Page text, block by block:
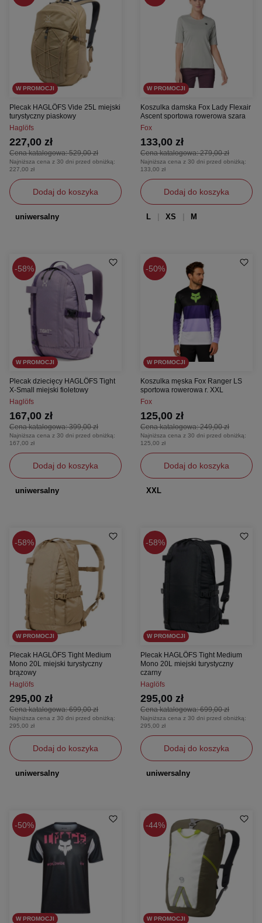
W PROMOCJI
Plecak HAGLÖFS Vide 25L miejski
turystyczny piaskowy
Haglöfs
Cena katalogowa:529,00 zł
227,00 zł
Najniższa cena z 30 dni przed obniżką:
227,00 zł
Dodaj do koszyka
uniwersalny
W PROMOCJI
Koszulka damska Fox Lady Flexair
Ascent sportowa rowerowa szara
Fox
Cena katalogowa:279,00 zł
133,00 zł
Najniższa cena z 30 dni przed obniżką:
133,00 zł
Dodaj do koszyka
L XS M
58%
W PROMOCJI
Plecak dziecięcy HAGLÖFS Tight
X-Small miejski fioletowy
Haglöfs
Cena katalogowa:399,00 zł
167,00 zł
Najniższa cena z 30 dni przed obniżką:
167,00 zł
Dodaj do koszyka
uniwersalny
50%
W PROMOCJI
Koszulka męska Fox Ranger LS
sportowa rowerowa r. XXL
Fox
Cena katalogowa:249,00 zł
125,00 zł
Najniższa cena z 30 dni przed obniżką:
125,00 zł
Dodaj do koszyka
XXL
58%
W PROMOCJI
Plecak HAGLÖFS Tight Medium
Mono 20L miejski turystyczny
brązowy
Haglöfs
Cena katalogowa:699,00 zł
295,00 zł
Najniższa cena z 30 dni przed obniżką:
295,00 zł
Dodaj do koszyka
uniwersalny
58%
W PROMOCJI
Plecak HAGLÖFS Tight Medium
Mono 20L miejski turystyczny
czarny
Haglöfs
Cena katalogowa:699,00 zł
295,00 zł
Najniższa cena z 30 dni przed obniżką:
295,00 zł
Dodaj do koszyka
uniwersalny
50%
W PROMOCJI
44%
W PROMOCJI